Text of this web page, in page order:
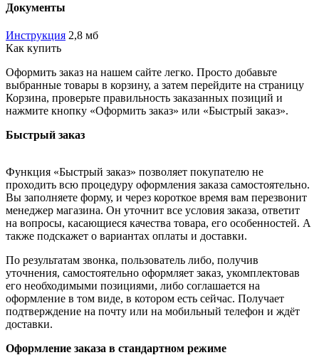
Документы
Инструкция 2,8 мб
Как купить
Оформить заказ на нашем сайте легко. Просто добавьте
выбранные товары в корзину, а затем перейдите на страницу
Корзина, проверьте правильность заказанных позиций и
нажмите кнопку «Оформить заказ» или «Быстрый заказ».
Быстрый заказ
Функция «Быстрый заказ» позволяет покупателю не
проходить всю процедуру оформления заказа самостоятельно.
Вы заполняете форму, и через короткое время вам перезвонит
менеджер магазина. Он уточнит все условия заказа, ответит
на вопросы, касающиеся качества товара, его особенностей. А
также подскажет о вариантах оплаты и доставки.
По результатам звонка, пользователь либо, получив
уточнения, самостоятельно оформляет заказ, укомплектовав
его необходимыми позициями, либо соглашается на
оформление в том виде, в котором есть сейчас. Получает
подтверждение на почту или на мобильный телефон и ждёт
доставки.
Оформление заказа в стандартном режиме